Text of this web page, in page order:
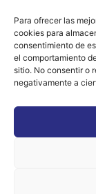
Para ofrecer las
cookies para
consentimiento de
el comportamiento
sitio. No consentir o
negativamente a
Polígono
Chiclana de la
667 457 908